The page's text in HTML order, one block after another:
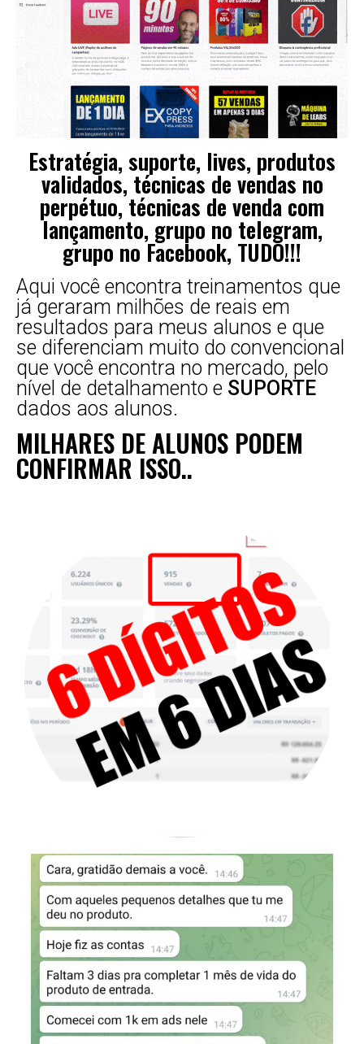
Estratégia, suporte, lives, produtos
validados, técnicas de vendas no
perpétuo, técnicas de venda com
lançamento, grupo no telegram,
grupo no Facebook, TUDO!!!
Aqui você encontra treinamentos que
já geraram milhões de reais em
resultados para meus alunos e que
se diferenciam muito do convencional
que você encontra no mercado, pelo
nível de detalhamento e SUPORTE
dados aos alunos.
MILHARES DE ALUNOS PODEM
CONFIRMAR ISSO..